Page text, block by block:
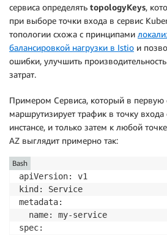
сервиса определять topologyKeys,
при выборе точки входа в сервис
топологии схожа с принципами
балансировкой нагрузки в Istio и
ошибки, улучшить
затрат.
Примером Сервиса, который в первую
маршрутизирует трафик в точку
инстансе, и только затем к любой
AZ выглядит примерно так:
apiVersion: v1
kind: Service
metadata:
  name: my-service
spec:
Bash